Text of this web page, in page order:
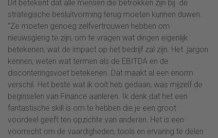
Dit betekent dat alle mensen die betrokken zijn bij de
strategische besluitvorming terug moeten kunnen duwen.
“Ze moeten genoeg zelfvertrouwen hebben om
nieuwsgierig te zijn, om te vragen wat dingen eigenlijk
betekenen, wat de impact op het bedrijf zal zijn. Het jargon
kennen, weten wat termen als de EBITDA en de
disconteringsvoet betekenen. Dat maakt al een enorm
verschil. Het beste wat ik ooit heb gedaan, was mijzelf de
beginselen van Finance aanleren. Ik denk dat het een
fantastische skill is om te hebben die je een groot
voordeel geeft ten opzichte van anderen. Het is een
voorrecht om de vaardigheden, tools en ervaring te delen